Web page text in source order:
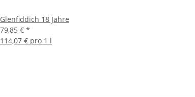
Glenfiddich 18 Jahre
79,85 € *
114,07 € pro 1 l